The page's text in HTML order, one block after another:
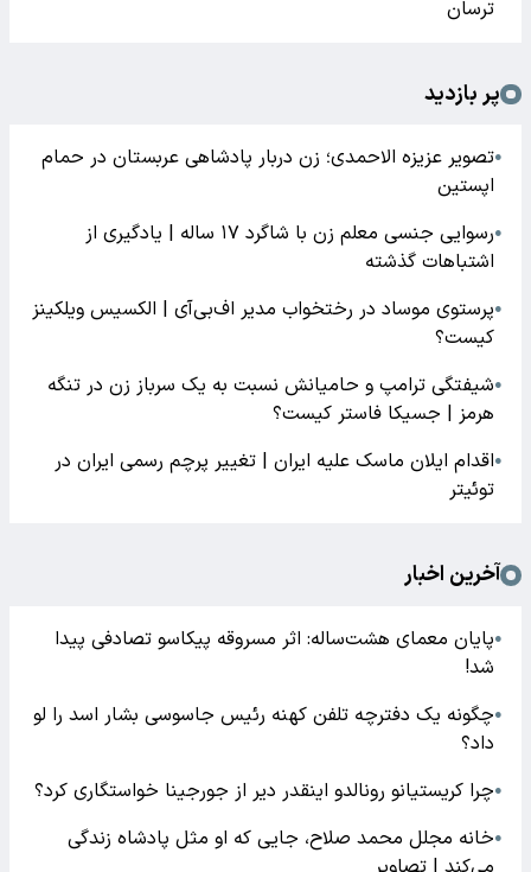
ترسان
پر بازدید
●تصویر عزیزه الاحمدی؛ زن دربار پادشاهی عربستان در حمام
اپستین
●
رسوایی جنسی معلم زن با شاگرد ۱۷ ساله | یادگیری از
اشتباهات گذشته
●پرستوی موساد در رختخواب مدیر اف‌بی‌آی | الکسیس ویلکینز
کیست؟
●شیفتگی ترامپ و حامیانش نسبت به یک سرباز زن در تنگه
هرمز | جسیکا فاستر کیست؟
●اقدام ایلان ماسک علیه ایران | تغییر پرچم رسمی ایران در
توئیتر
آخرین اخبار
●پایان معمای هشت‌ساله: اثر مسروقه پیکاسو تصادفی پیدا
شد!
●چگونه یک دفترچه تلفن کهنه رئیس جاسوسی بشار اسد را لو
داد؟
●چرا کریستیانو رونالدو اینقدر دیر از جورجینا خواستگاری کرد؟
●خانه مجلل محمد صلاح، جایی که او مثل پادشاه زندگی